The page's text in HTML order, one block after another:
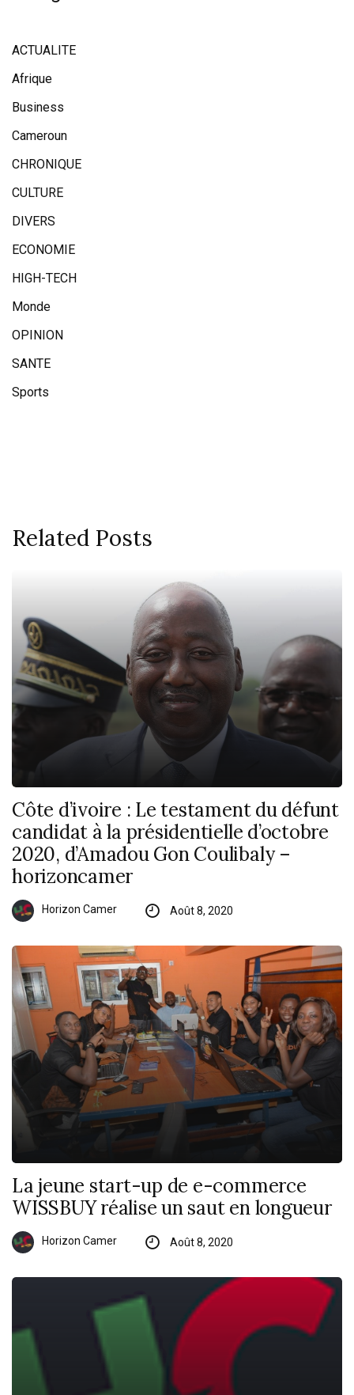
ACTUALITE
Afrique
Business
Cameroun
CHRONIQUE
CULTURE
DIVERS
ECONOMIE
HIGH-TECH
Monde
OPINION
SANTE
Sports
Related Posts
Côte d’ivoire : Le testament du défunt
candidat à la présidentielle d’octobre
2020, d’Amadou Gon Coulibaly –
horizoncamer
Horizon Camer Août 8, 2020
La jeune start-up de e-commerce
WISSBUY réalise un saut en longueur
Horizon Camer Août 8, 2020